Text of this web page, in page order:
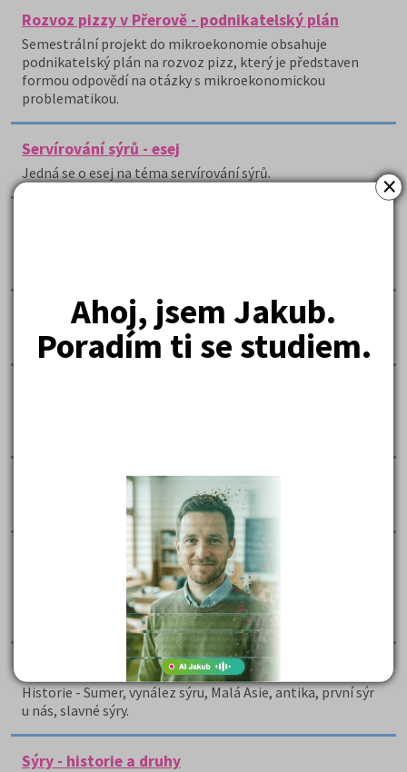
×
Ahoj, jsem Jakub.
Poradím ti se studiem.
Rozvoz pizzy v Přerově - podnikatelský plán
Semestrální projekt do mikroekonomie obsahuje
podnikatelský plán na rozvoz pizz, který je představen
formou odpovědí na otázky s mikroekonomickou
problematikou.
Servírování sýrů - esej
Jedná se o esej na téma servírování sýrů.
Slavnostní menu
Navržení slavnostního menu k maturitní oslavě.
Srovnání japonské a české kuchyně - anglicky
Práce srovnává japonskou a českou kuchyni.
Subway Plzeň - odborná praxe
Práce charakterizuje firmu Subway Plzeň, autorka přitom
vychází ze zkušeností z odborné praxe, kterou v této
společnosti absolvovala.
Historie - Sumer, vynález sýru, Malá Asie, antika, první sýr
u nás, slavné sýry.
Sýry - historie a druhy